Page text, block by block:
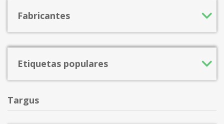
Fabricantes
Etiquetas populares
Targus